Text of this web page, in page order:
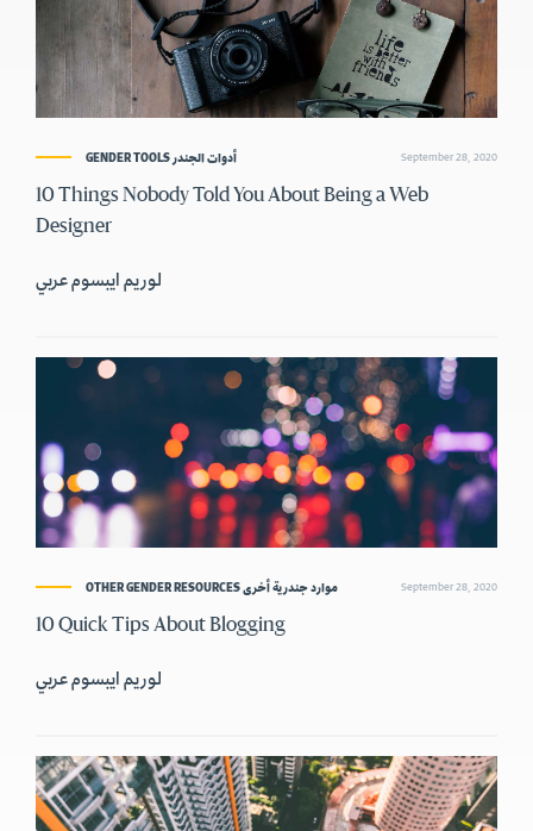
GENDER TOOLS أدوات الجندر September 28, 2020
10 Things Nobody Told You About Being a Web
Designer
لوريم ايبسوم عربي
OTHER GENDER RESOURCES موارد جندرية أخرى September 28, 2020
10 Quick Tips About Blogging
لوريم ايبسوم عربي